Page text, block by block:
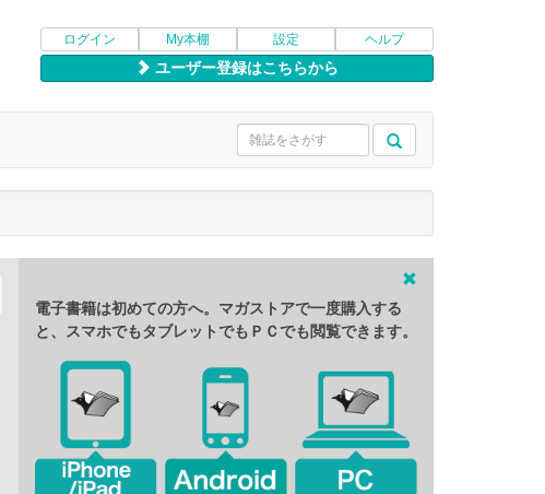
ログイン My本棚 設定 ヘルプ
ユーザー登録はこちらから
電子書籍は初めての方へ。マガストアで一度購入する
と、スマホでもタブレットでもＰＣでも閲覧できます。